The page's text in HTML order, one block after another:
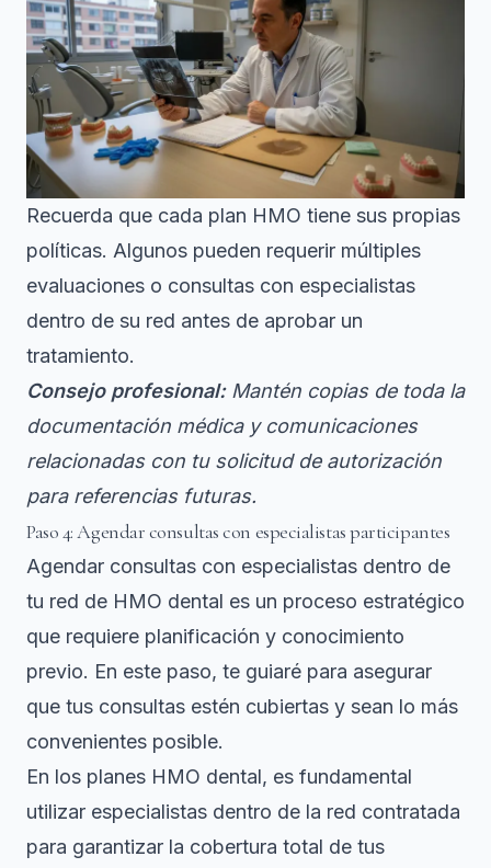
Recuerda que cada plan HMO tiene sus propias
políticas. Algunos pueden requerir múltiples
evaluaciones o consultas con especialistas
dentro de su red antes de aprobar un
tratamiento.
Consejo profesional: Mantén copias de toda la
documentación médica y comunicaciones
relacionadas con tu solicitud de autorización
para referencias futuras.
Paso 4: Agendar consultas con especialistas participantes
Agendar consultas con especialistas dentro de
tu red de HMO dental es un proceso estratégico
que requiere planificación y conocimiento
previo. En este paso, te guiaré para asegurar
que tus consultas estén cubiertas y sean lo más
convenientes posible.
En los planes HMO dental, es fundamental
utilizar especialistas dentro de la red contratada
para garantizar la cobertura total de tus